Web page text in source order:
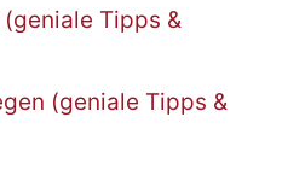
Tipps &
(geniale Tipps &